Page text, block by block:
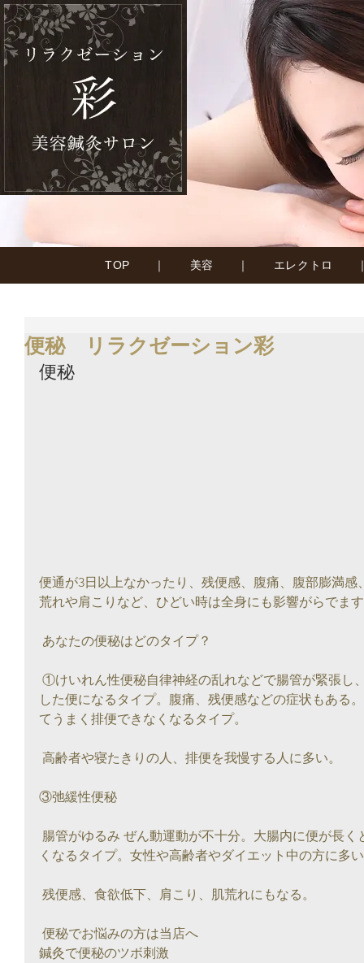
TOP ｜ 美容 ｜ エレクトロ
便秘 リラクゼーション彩
便秘
便通が3日以上なかったり、残便感、腹痛、腹部膨満
荒れや肩こりなど、ひどい時は全身にも影響がらでま
あなたの便秘はどのタイプ？
した便になるタイプ。腹痛、残便感などの症状もある
てうまく排便できなくなるタイプ。
高齢者や寝たきりの人、排便を我慢する人に多い。
③弛緩性便秘
くなるタイプ。女性や高齢者やダイエット中の方に多
残便感、食欲低下、肩こり、肌荒れにもなる。
便秘でお悩みの方は当店へ
鍼灸で便秘のツボ刺激